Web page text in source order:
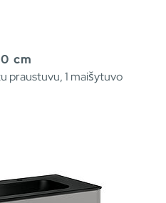
cm
praustuvu, 1 maišytuvo